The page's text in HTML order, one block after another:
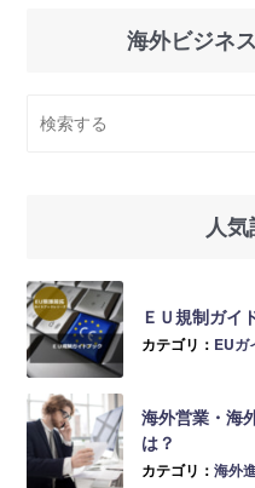
海外ビジネ
人
ＥＵ規制ガイ
カテゴリ： EUガ
海外営業・海
は？
カテゴリ：海外